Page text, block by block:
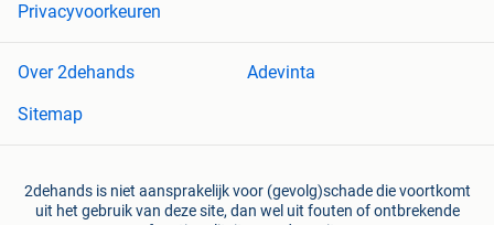
Privacyvoorkeuren
Over 2dehands
Adevinta
Sitemap
2dehands is niet aansprakelijk voor (gevolg)schade die voortkomt
uit het gebruik van deze site, dan wel uit fouten of ontbrekende